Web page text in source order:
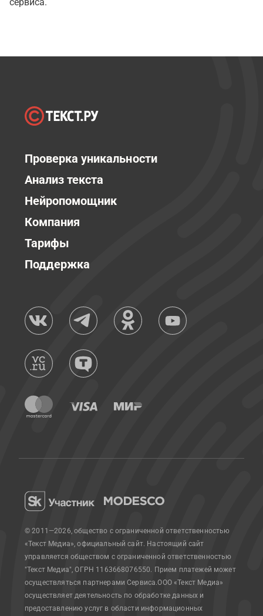
Проверка уникальности
Анализ текста
Нейропомощник
Компания
Тарифы
Поддержка
© 2011—2026, общество с ограниченной ответственностью
«Текст Медиа», официальный сайт. Настоящий сайт
управляется обществом с ограниченной ответственностью
"Текст Медиа", ОГРН 1163668076550. Прием платежей может
осуществляться партнерами Сервиса.ООО «Текст Медиа»
осуществляет деятельность по обработке данных и
предоставлению услуг в области информационных